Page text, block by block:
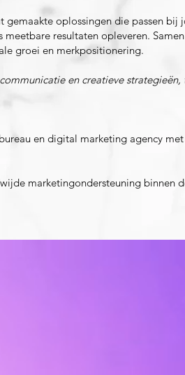
oplossingen die passen bij
resultaten opleveren. Samen
groei en merkpositionering.
en creatieve
en digital marketing agency met
marketingondersteuning binnen